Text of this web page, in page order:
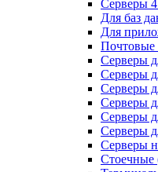
Серверы
Для баз
Для
Почтовые
Серверы
Серверы
Серверы
Серверы
Серверы
Серверы
Серверы
Стоечные